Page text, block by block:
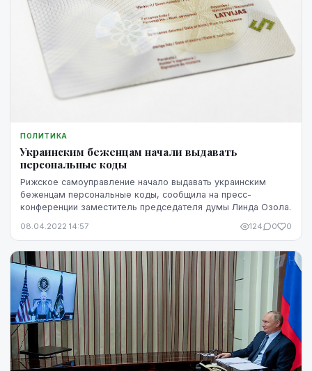
ПОЛИТИКА
Украинским беженцам начали выдавать
персональные коды
Рижское самоуправление начало выдавать украинским
беженцам персональные коды, сообщила на пресс-
конференции заместитель председателя думы Линда Озола.
08.04.2022 14:57 124 0 0